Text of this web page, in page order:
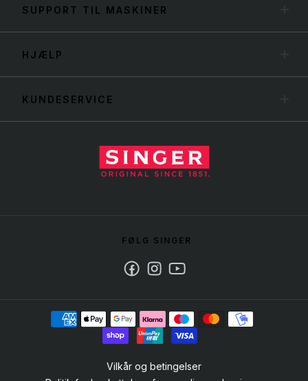
SUPPORT TIL MASKINER
HJÆLP
KUNDESERVICE
FØLG SINGER
Vilkår og betingelser